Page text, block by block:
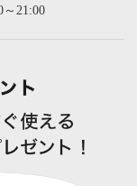
21:00